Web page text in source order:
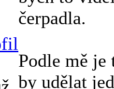
čerpadla.
Podle mě je
by udělat